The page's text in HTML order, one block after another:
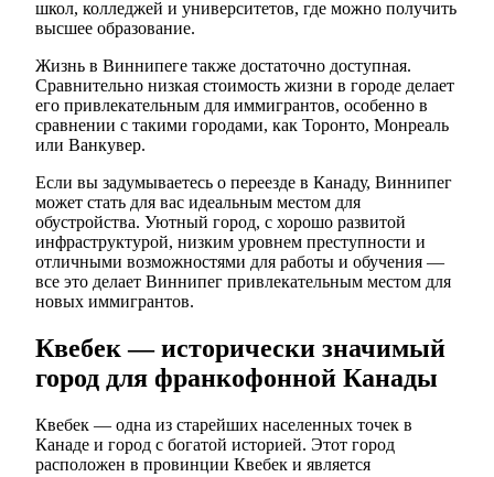
школ, колледжей и университетов, где можно получить
высшее образование.
Жизнь в Виннипеге также достаточно доступная.
Сравнительно низкая стоимость жизни в городе делает
его привлекательным для иммигрантов, особенно в
сравнении с такими городами, как Торонто, Монреаль
или Ванкувер.
Если вы задумываетесь о переезде в Канаду, Виннипег
может стать для вас идеальным местом для
обустройства. Уютный город, с хорошо развитой
инфраструктурой, низким уровнем преступности и
отличными возможностями для работы и обучения —
все это делает Виннипег привлекательным местом для
новых иммигрантов.
Квебек — исторически значимый
город для франкофонной Канады
Квебек — одна из старейших населенных точек в
Канаде и город с богатой историей. Этот город
расположен в провинции Квебек и является